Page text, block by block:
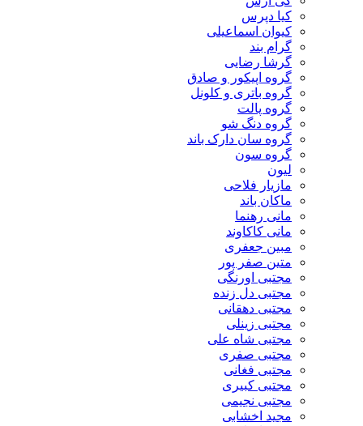
کیا دپرس
کیوان اسماعیلی
گرام بند
گرشا رضایی
گروه اپیکور و صادق
گروه باتری و کلونل
گروه پالت
گروه دنگ شو
گروه سان دارک باند
گروه سون
لیون
مازیار فلاحی
ماکان باند
مانی رهنما
مانی کاکاوند
مبین جعفری
متین صفر پور
مجتبی اورنگی
مجتبی دل زنده
مجتبی دهقانی
مجتبی زینلی
مجتبی شاه علی
مجتبی صفری
مجتبی فغانی
مجتبی کبیری
مجتبی نجیمی
مجید اخشابی